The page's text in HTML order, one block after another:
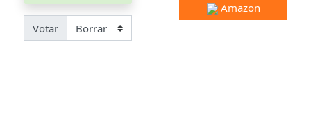
Votar
Amazon